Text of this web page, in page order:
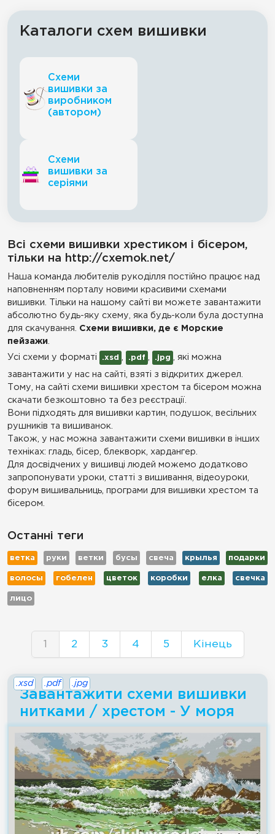
Каталоги схем вишивки
Схеми
вишивки за
виробником
(автором)
Схеми
вишивки за
серіями
Всі схеми вишивки хрестиком і бісером,
тільки на http://cxemok.net/
Наша команда любителів рукоділля постійно працює над
наповненням порталу новими красивими схемами
вишивки. Тільки на нашому сайті ви можете завантажити
абсолютно будь-яку схему, яка будь-коли була доступна
для скачування. Схеми вишивки, де є Морские
пейзажи
Усі схеми у форматі
.xsd .pdf .jpg , які можна
завантажити у нас на сайті, взяті з відкритих джерел.
Тому, на сайті схеми вишивки хрестом та бісером можна
скачати безкоштовно та без реєстрації.
Вони підходять для вишивки картин, подушок, весільних
рушників та вишиванок.
Також, у нас можна завантажити схеми вишивки в інших
техніках: гладь, бісер, блекворк, хардангер.
Для досвідчених у вишивці людей можемо додатково
запропонувати уроки, статті з вишивання, відеоуроки,
форум вишивальниць, програми для вишивки хрестом та
бісером.
Останні теги
ветка руки ветки бусы свеча крылья подарки
волосы гобелен цветок коробки елка свечка
лицо
1 2 3 4 5 Кінець
Завантажити схеми вишивки
нитками / хрестом - У моря
.xsd .pdf .jpg